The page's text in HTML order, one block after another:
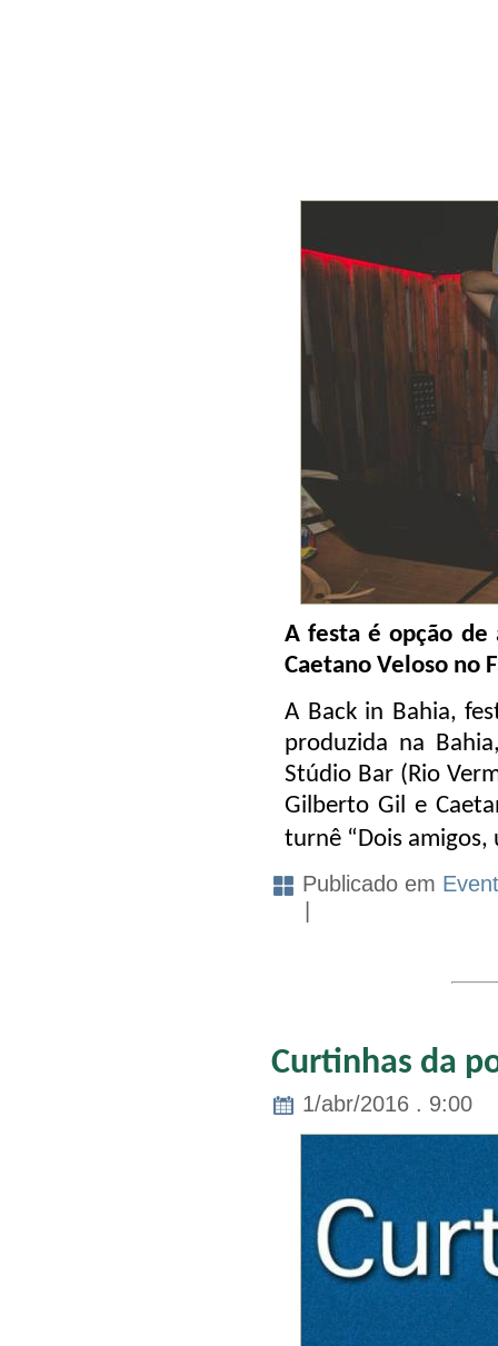
A festa é opção
Caetano Veloso no
A Back in Bahia,
produzida na
Stúdio Bar (Rio
Gilberto Gil e
turnê “Dois amigos,
Publicado em
Curtinhas da
1/abr/2016 . 9:00